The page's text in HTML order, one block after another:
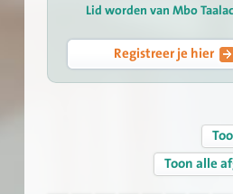
Lid worden van Mbo
Registreer je hier
Toon alle